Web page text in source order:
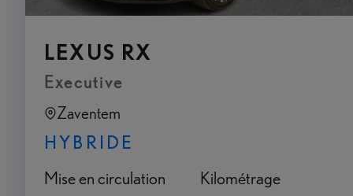
LEXUS RX
Executive
Zaventem
HYBRIDE
Mise en circulation
Kilométrage